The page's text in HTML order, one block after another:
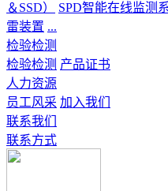
＆SSD）
SPD智能在线监测
雷装置 ...
检验检测
检验检测 产品证书
人力资源
员工风采 加入我们
联系我们
联系方式